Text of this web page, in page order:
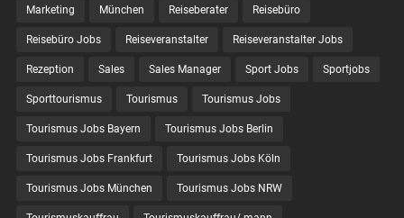
Marketing München Reiseberater Reisebüro
Reisebüro Jobs Reiseveranstalter Reiseveranstalter Jobs
Rezeption Sales Sales Manager Sport Jobs Sportjobs
Sporttourismus Tourismus Tourismus Jobs
Tourismus Jobs Bayern Tourismus Jobs Berlin
Tourismus Jobs Frankfurt Tourismus Jobs Köln
Tourismus Jobs München Tourismus Jobs NRW